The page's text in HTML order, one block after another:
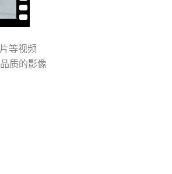
等视频
质的影像